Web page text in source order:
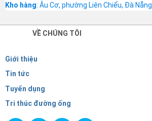
Kho hàng: Âu Cơ, phường Liên Chiểu, Đà Nẵng
VỀ CHÚNG TÔI
Giới thiệu
Tin tức
Tuyển dụng
Tri thúc đường ống